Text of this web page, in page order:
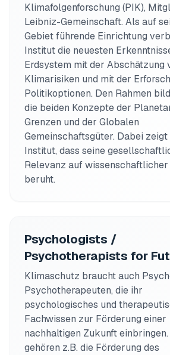
Klimafolgenforschung (PIK),
Leibniz-Gemeinschaft. Als auf
Gebiet führende Einrichtung
Institut die neuesten
Erdsystem mit der Abschätzung
Klimarisiken und mit der
Politikoptionen. Den Rahmen
die beiden Konzepte der
Grenzen und der Globalen
Gemeinschaftsgüter. Dabei zeigt
Institut, dass seine
Relevanz auf
beruht.
Psychologists /
Psychotherapists for
Klimaschutz braucht auch
Psychotherapeuten, die ihr
psychologisches und
Fachwissen zur Förderung einer
nachhaltigen Zukunft
gehören z.B. die Förderung des